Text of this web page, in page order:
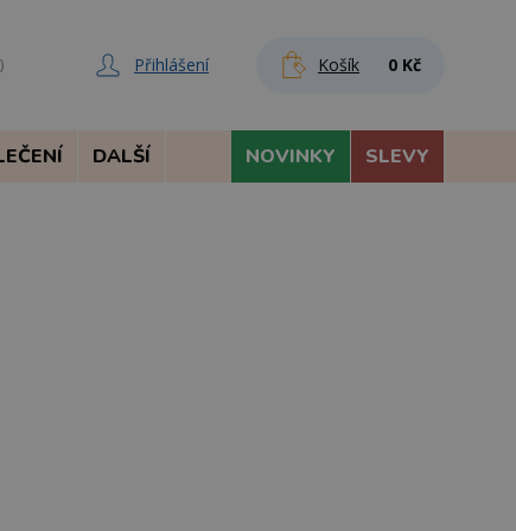
Přihlášení Košík 0 Kč
DALŠÍ NOVINKY SLEVY